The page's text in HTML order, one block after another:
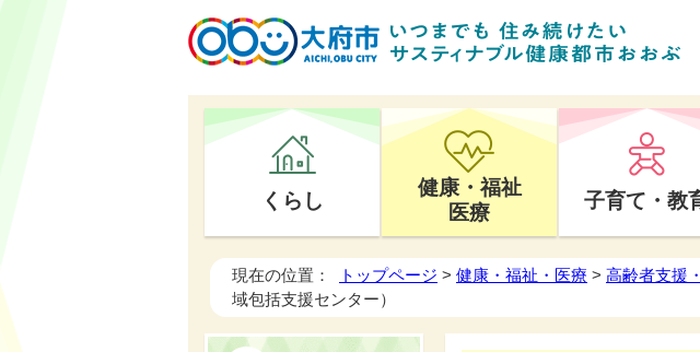
くらし
健康・福祉
医療
子育て・教
現在の位置： トップページ > 健康・福祉・医療 > 高齢者支援
域包括支援センター）